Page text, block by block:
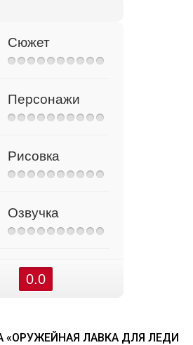
Сюжет
Персонажи
Рисовка
Озвучка
0.0
ЛАВКА ДЛЯ ЛЕДИ